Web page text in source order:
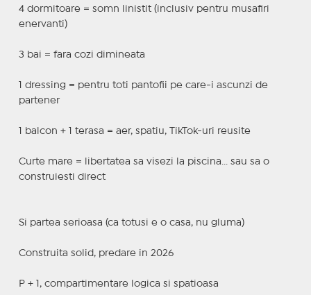
4 dormitoare = somn linistit (inclusiv pentru musafiri
enervanti)
3 bai = fara cozi dimineata
1 dressing = pentru toti pantofii pe care-i ascunzi de
partener
1 balcon + 1 terasa = aer, spatiu, TikTok-uri reusite
Curte mare = libertatea sa visezi la piscina... sau sa o
construiesti direct
Si partea serioasa (ca totusi e o casa, nu gluma)
Construita solid, predare in 2026
P + 1, compartimentare logica si spatioasa